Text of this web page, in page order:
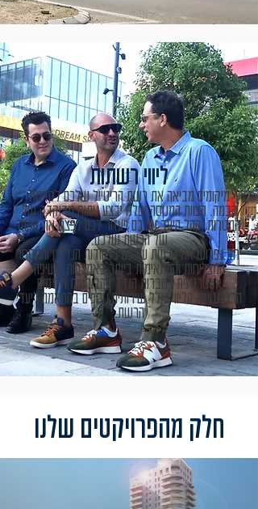
ליווי רשתות
מיקומים מביאה את רשת הריטייל שלכם לקדמת
הבמה. הצוות המנוסה שלנו יבצע ניתוח מדוקדק של
המטרות וקהל היעד שלכם ויעזור לכם לפצח את הקוד
של הרשת שלכם.
יחד נפרוש את הרשת שלכם בנקודות הנדל"ן והמסחר
המצליחות והמתאימות ביותר באמצעות חשיפה
אסטרטגית לחברות הנדל"ן הבולטות וליזמים
הרלוונטיים. הליווי כולל שירותים נוספים בהתאמה ליעדי
הרשת.
חלק מהפרויקטים שלנו